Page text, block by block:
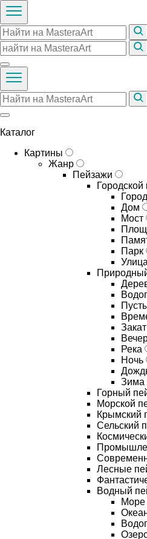
Каталог
Картины
Жанр
Пейзажи
Город
Дом
Мост
Парк
Улица
Закат
Река
Ночь
Зима
Горный
Морской
Крымский
Сельский
Лесные
Водный
Море